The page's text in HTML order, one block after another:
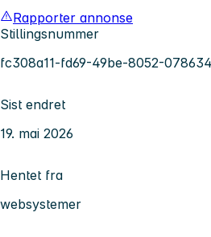
Rapporter annonse
Stillingsnummer
fc308a11-fd69-49be-8052-
Sist endret
19. mai 2026
Hentet fra
websystemer